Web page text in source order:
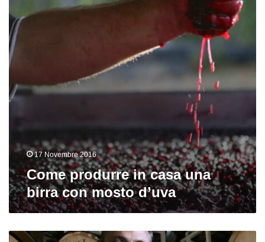
birra
con
mosto
d’uva
17 Novembre 2016
Come produrre in casa una
birra con mosto d’uva
L’American